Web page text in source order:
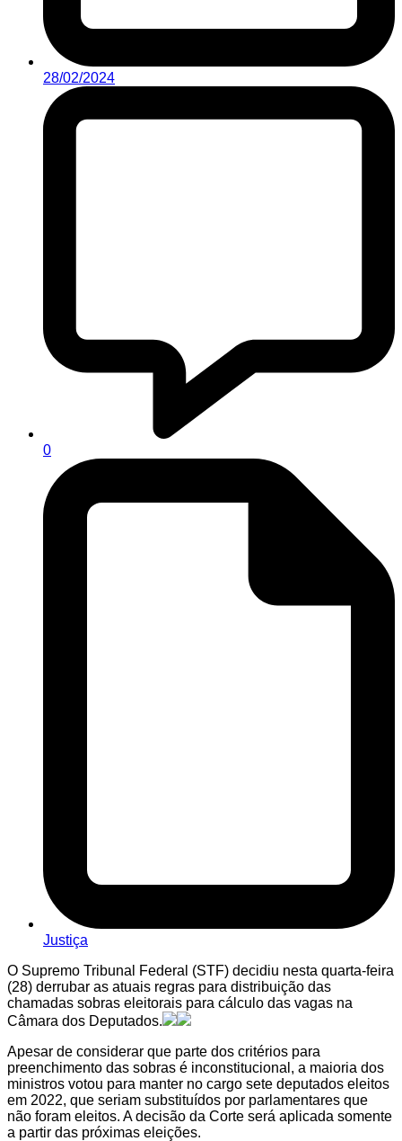
28/02/2024
0
Justiça
O Supremo Tribunal Federal (STF) decidiu nesta quarta-feira
(28) derrubar as atuais regras para distribuição das
chamadas sobras eleitorais para cálculo das vagas na
Câmara dos Deputados.
Apesar de considerar que parte dos critérios para
preenchimento das sobras é inconstitucional, a maioria dos
ministros votou para manter no cargo sete deputados eleitos
em 2022, que seriam substituídos por parlamentares que
não foram eleitos. A decisão da Corte será aplicada somente
a partir das próximas eleições.